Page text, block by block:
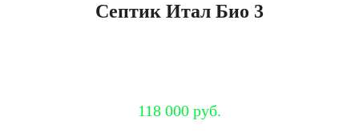
Септик Итал Био 3
118 000 руб.